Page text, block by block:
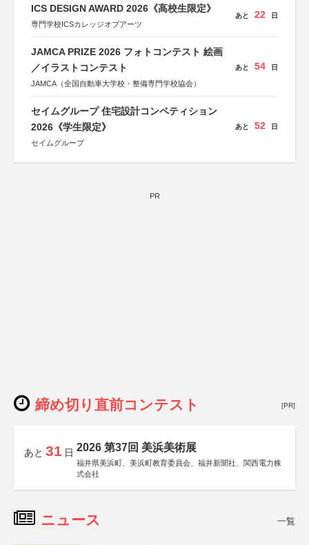
ICS DESIGN AWARD 2026《高校生限定》
専門学校ICSカレッジオブアーツ
あと 22 日
JAMCA PRIZE 2026 フォトコンテスト 絵画
／イラストコンテスト
JAMCA（全国自動車大学校・整備専門学校協会）
あと 54 日
セイムグループ 住宅設計コンペティション
2026《学生限定》
セイムグループ
あと 52 日
PR
締め切り直前コンテスト [PR]
あと 31 日 2026 第37回 美浜美術展
福井県美浜町、美浜町教育委員会、福井新聞社、関西電力株
式会社
ニュース 一覧